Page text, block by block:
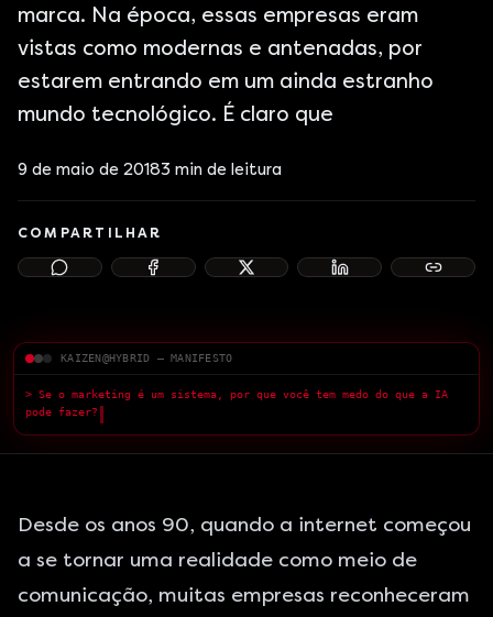
marca. Na época, essas empresas eram
vistas como modernas e antenadas, por
estarem entrando em um ainda estranho
mundo tecnológico. É claro que
9 de maio de 20183 min de leitura
COMPARTILHAR
> Medo da IA é sintom
Desde os anos 90, quando a internet começou
a se tornar uma realidade como meio de
comunicação, muitas empresas reconheceram